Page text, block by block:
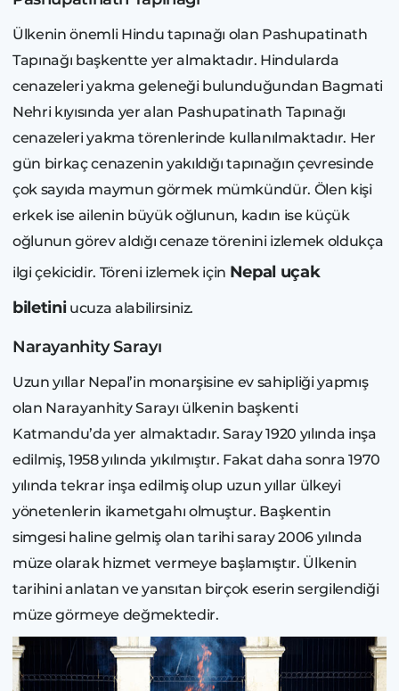
Ülkenin önemli Hindu tapınağı olan Pashupatinath
Tapınağı başkentte yer almaktadır. Hindularda
cenazeleri yakma geleneği bulunduğundan Bagmati
Nehri kıyısında yer alan Pashupatinath Tapınağı
cenazeleri yakma törenlerinde kullanılmaktadır. Her
gün birkaç cenazenin yakıldığı tapınağın çevresinde
çok sayıda maymun görmek mümkündür. Ölen kişi
erkek ise ailenin büyük oğlunun, kadın ise küçük
oğlunun görev aldığı cenaze törenini izlemek oldukça
ilgi çekicidir. Töreni izlemek için Nepal uçak
biletiniucuza alabilirsiniz.
Narayanhity Sarayı
Uzun yıllar Nepal’in monarşisine ev sahipliği yapmış
olan Narayanhity Sarayı ülkenin başkenti
Katmandu’da yer almaktadır. Saray 1920 yılında inşa
edilmiş, 1958 yılında yıkılmıştır. Fakat daha sonra 1970
yılında tekrar inşa edilmiş olup uzun yıllar ülkeyi
yönetenlerin ikametgahı olmuştur. Başkentin
simgesi haline gelmiş olan tarihi saray 2006 yılında
müze olarak hizmet vermeye başlamıştır. Ülkenin
tarihini anlatan ve yansıtan birçok eserin sergilendiği
müze görmeye değmektedir.